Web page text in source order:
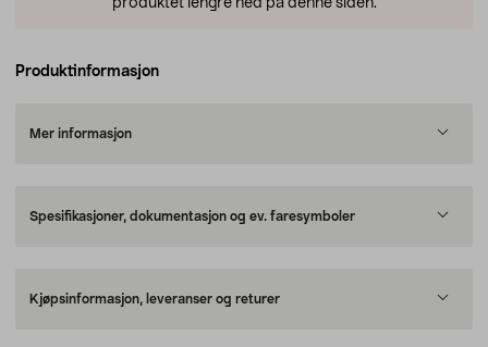
produktet lengre ned på denne siden.
Produktinformasjon
Mer informasjon
Spesifikasjoner, dokumentasjon og ev. faresymboler
Kjøpsinformasjon, leveranser og returer